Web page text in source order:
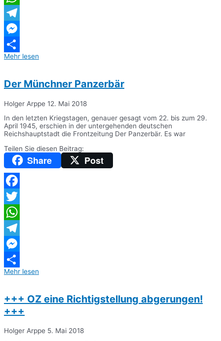
WhatsApp
Telegram
Messenger
Teilen
Mehr lesen
Der Münchner Panzerbär
Holger Arppe 12. Mai 2018
In den letzten Kriegstagen, genauer gesagt vom 22. bis zum 29.
April 1945, erschien in der untergehenden deutschen
Reichshauptstadt die Frontzeitung Der Panzerbär. Es war
Teilen Sie diesen Beitrag:
Share Post
Facebook
Twitter
WhatsApp
Telegram
Messenger
Teilen
Mehr lesen
+++ OZ eine Richtigstellung abgerungen!
+++
Holger Arppe 5. Mai 2018